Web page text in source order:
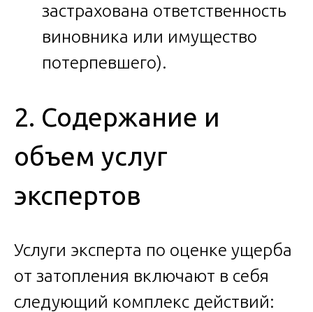
застрахована ответственность
виновника или имущество
потерпевшего).
2. Содержание и
объем услуг
экспертов
Услуги эксперта по оценке ущерба
от затопления включают в себя
следующий комплекс действий: